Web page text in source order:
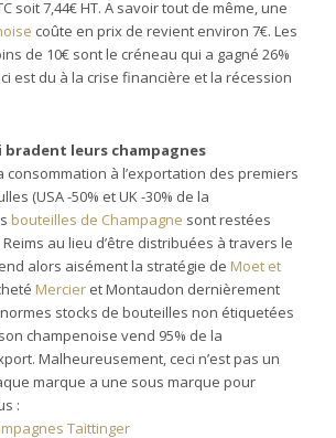
soit 7,44€ HT. A savoir tout de même, une
coûte en prix de revient environ 7€. Les
de 10€ sont le créneau qui a gagné 26%
est du à la crise financière et la récession
bradent leurs champagnes
consommation à l’exportation des premiers
(USA -50% et UK -30% de la
bouteilles de Champagne sont restées
au lieu d’être distribuées à travers le
alors aisément la stratégie de Moet et
Mercier et Montaudon dernièrement
stocks de bouteilles non étiquetées
champenoise vend 95% de la
Malheureusement, ceci n’est pas un
marque a une sous marque pour
:
Taittinger